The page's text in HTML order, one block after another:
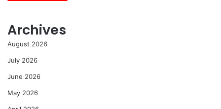
Archives
August 2026
July 2026
June 2026
May 2026